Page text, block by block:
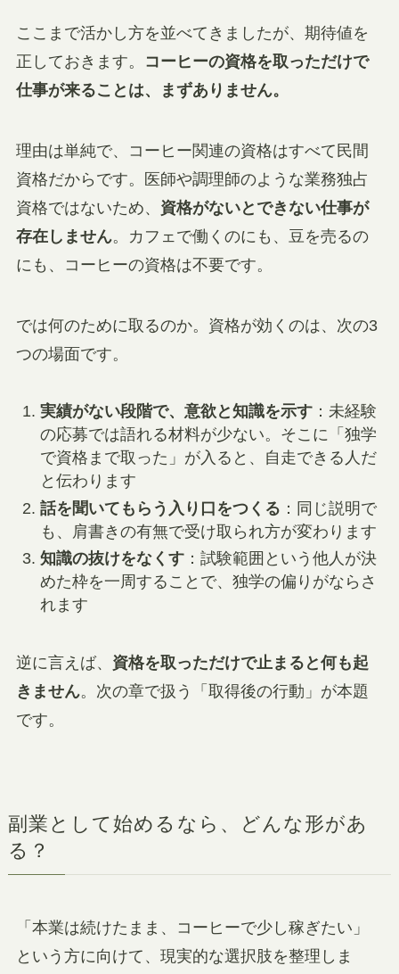
ここまで活かし方を並べてきましたが、期待値を
正しておきます。
コーヒーの資格を取っただけで
仕事が来ることは、まずありません。
理由は単純で、コーヒー関連の資格はすべて民間
資格だからです。医師や調理師のような業務独占
資格ではないため、 資格がないとできない仕事が
存在しません。カフェで働くのにも、豆を売るの
にも、コーヒーの資格は不要です。
では何のために取るのか。資格が効くのは、次の3
つの場面です。
実績がない段階で、意欲と知識を示す：未経験
の応募では語れる材料が少ない。そこに「独学
で資格まで取った」が入ると、自走できる人だ
と伝わります
話を聞いてもらう入り口をつくる ：同じ説明で
も、肩書きの有無で受け取られ方が変わります
知識の抜けをなくす：試験範囲という他人が決
めた枠を一周することで、独学の偏りがならさ
れます
逆に言えば、 資格を取っただけで止まると何も起
きません。次の章で扱う「取得後の行動」が本題
です。
副業として始めるなら、どんな形があ
る？
「本業は続けたまま、コーヒーで少し稼ぎたい」
という方に向けて、現実的な選択肢を整理しま